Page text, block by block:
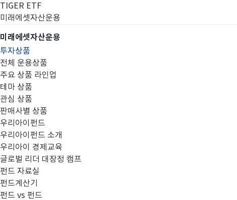
TIGER ETF
미래에셋자산운용
미래에셋자산운용
투자상품
전체 운용상품
주요 상품 라인업
테마 상품
관심 상품
판매사별 상품
우리아이펀드
우리아이펀드 소개
우리아이 경제교육
글로벌 리더 대장정 캠프
펀드 자료실
펀드계산기
펀드 vs 펀드